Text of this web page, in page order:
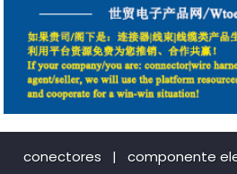
conectores | componente